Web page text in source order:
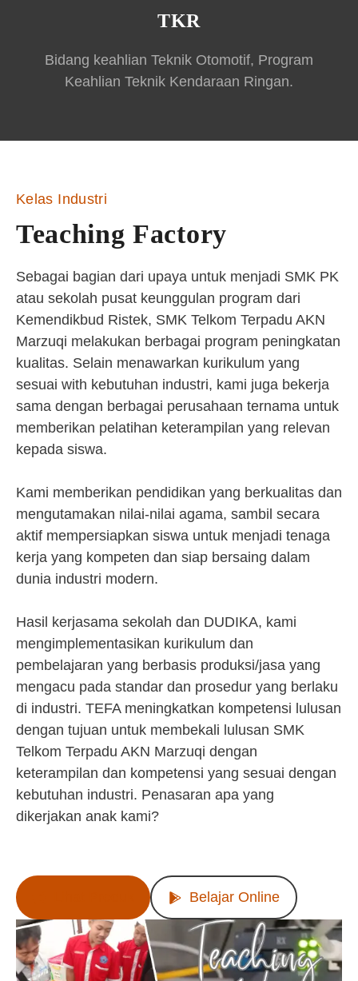
TKR
Bidang keahlian Teknik Otomotif, Program
Keahlian Teknik Kendaraan Ringan.
Kelas Industri
Teaching Factory
Sebagai bagian dari upaya untuk menjadi SMK PK
atau sekolah pusat keunggulan program dari
Kemendikbud Ristek, SMK Telkom Terpadu AKN
Marzuqi melakukan berbagai program peningkatan
kualitas. Selain menawarkan kurikulum yang
sesuai with kebutuhan industri, kami juga bekerja
sama dengan berbagai perusahaan ternama untuk
memberikan pelatihan keterampilan yang relevan
kepada siswa.
Kami memberikan pendidikan yang berkualitas dan
mengutamakan nilai-nilai agama, sambil secara
aktif mempersiapkan siswa untuk menjadi tenaga
kerja yang kompeten dan siap bersaing dalam
dunia industri modern.
Hasil kerjasama sekolah dan DUDIKA, kami
mengimplementasikan kurikulum dan
pembelajaran yang berbasis produksi/jasa yang
mengacu pada standar dan prosedur yang berlaku
di industri. TEFA meningkatkan kompetensi lulusan
dengan tujuan untuk membekali lulusan SMK
Telkom Terpadu AKN Marzuqi dengan
keterampilan dan kompetensi yang sesuai dengan
kebutuhan industri. Penasaran apa yang
dikerjakan anak kami?
Belajar Online